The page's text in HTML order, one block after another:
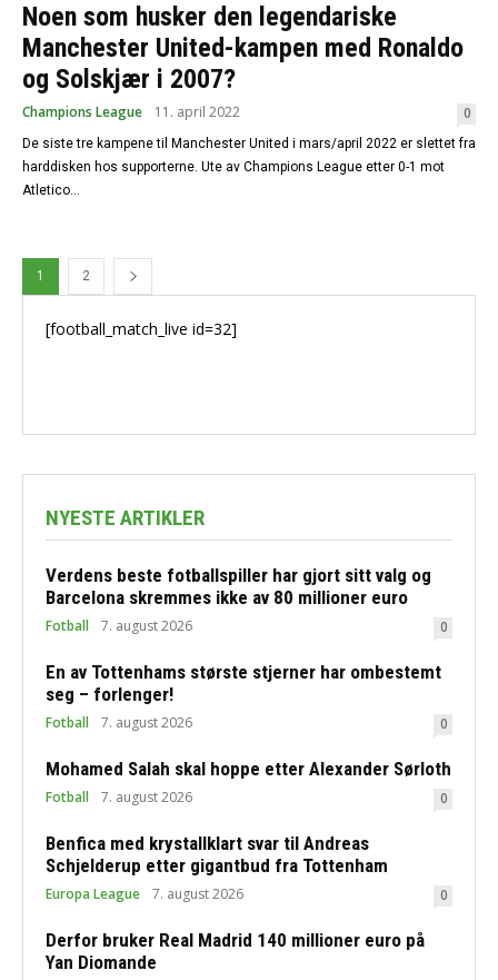
Noen som husker den legendariske
Manchester United-kampen med Ronaldo
og Solskjær i 2007?
Champions League 11. april 2022 0
De siste tre kampene til Manchester United i mars/april 2022 er slettet fra
harddisken hos supporterne. Ute av Champions League etter 0-1 mot
Atletico...
1 2
[football_match_live id=32]
NYESTE ARTIKLER
Verdens beste fotballspiller har gjort sitt valg og
Barcelona skremmes ikke av 80 millioner euro
Fotball 7. august 2026 0
En av Tottenhams største stjerner har ombestemt
seg – forlenger!
Fotball 7. august 2026 0
Mohamed Salah skal hoppe etter Alexander Sørloth
Fotball 7. august 2026 0
Benfica med krystallklart svar til Andreas
Schjelderup etter gigantbud fra Tottenham
Europa League 7. august 2026 0
Derfor bruker Real Madrid 140 millioner euro på
Yan Diomande